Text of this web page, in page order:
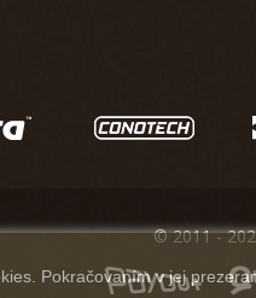
Pokračovaním v jej
© 2011 -